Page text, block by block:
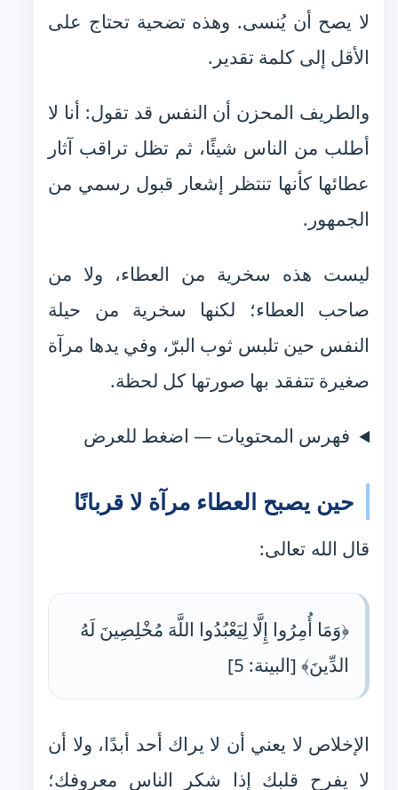
لا يصح أن يُنسى. وهذه تضحية تحتاج على
الأقل إلى كلمة تقدير.
والطريف المحزن أن النفس قد تقول: أنا لا
أطلب من الناس شيئًا، ثم تظل تراقب آثار
عطائها كأنها تنتظر إشعار قبول رسمي من
الجمهور.
ليست هذه سخرية من العطاء، ولا من
صاحب العطاء؛ لكنها سخرية من حيلة
النفس حين تلبس ثوب البرّ، وفي يدها مرآة
صغيرة تتفقد بها صورتها كل لحظة.
فهرس المحتويات — اضغط للعرض
حين يصبح العطاء مرآة لا قربانًا
قال الله تعالى:
﴿وَمَا أُمِرُوا إِلَّا لِيَعْبُدُوا اللَّهَ مُخْلِصِينَ لَهُ
الدِّينَ﴾ [البينة: 5]
الإخلاص لا يعني أن لا يراك أحد أبدًا، ولا أن
لا يفرح قلبك إذا شكر الناس معروفك؛